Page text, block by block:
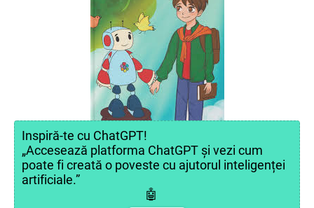
Inspiră-te cu ChatGPT!
„Accesează platforma ChatGPT și vezi cum
poate fi creată o poveste cu ajutorul inteligenței
artificiale.”
🤖